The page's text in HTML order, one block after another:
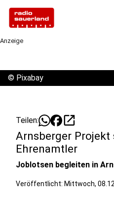
Anzeige
© Pixabay
Teilen: open_in_new
Arnsberger Projekt
Ehrenamtler
Joblotsen begleiten in
Veröffentlicht: Mittwoch,